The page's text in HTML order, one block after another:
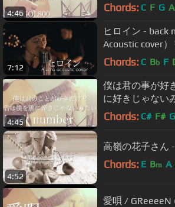
4:46 Chords: C F G A
7:12
ヒロイン - back
Acoustic cover
Chords: C Bb F
4:45
僕は君の事が好
に好きじゃない
(cover)
Chords: C# F#
4:52
高嶺の花子さん
Chords: E Bm A
愛唄 / GReeeeN